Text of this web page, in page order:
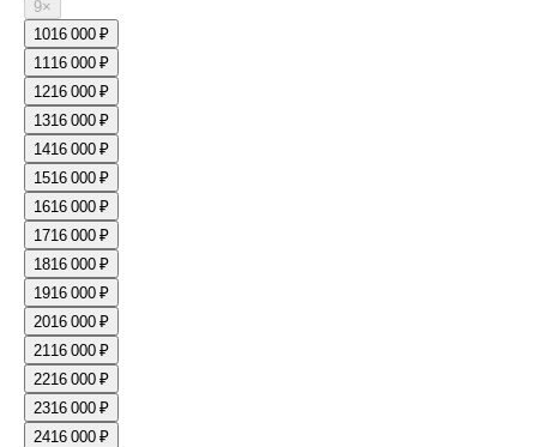
9×
1016 000 ₽
1116 000 ₽
1216 000 ₽
1316 000 ₽
1416 000 ₽
1516 000 ₽
1616 000 ₽
1716 000 ₽
1816 000 ₽
1916 000 ₽
2016 000 ₽
2116 000 ₽
2216 000 ₽
2316 000 ₽
2416 000 ₽